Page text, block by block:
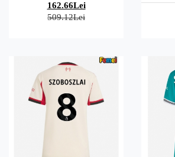
162.66Lei
509.12Lei